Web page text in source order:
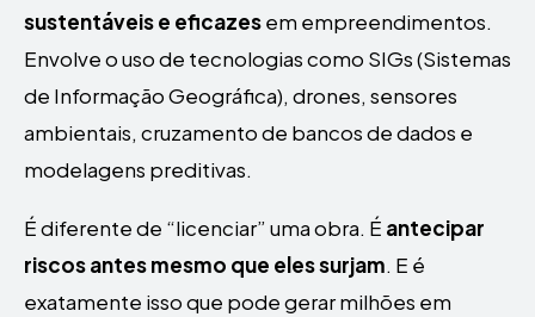
sustentáveis e eficazesem empreendimentos.
Envolve o uso de tecnologias como SIGs (Sistemas
de Informação Geográfica), drones, sensores
ambientais, cruzamento de bancos de dados e
modelagens preditivas.
É diferente de “licenciar” uma obra. É antecipar
riscos antes mesmo que eles surjam. E é
exatamente isso que pode gerar milhões em